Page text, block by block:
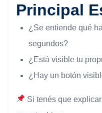
Principal
¿Se entiende qué
segundos?
¿Está visible tu
¿Hay un botón
Si tenés que